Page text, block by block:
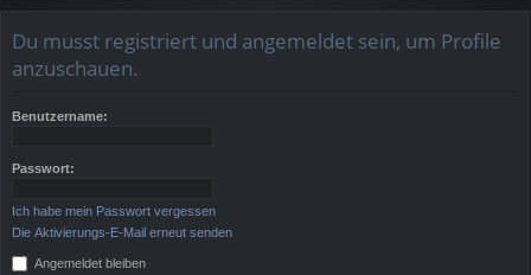
ug
Du musst registriert und angemeldet sein, um Profile
anzuschauen.
Benutzername:
Passwort:
Ich habe mein Passwort vergessen
Die Aktivierungs-E-Mail erneut senden
Angemeldet bleiben